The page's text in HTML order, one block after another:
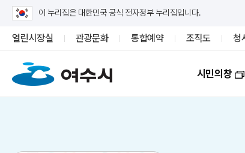
이 누리집은 대한민국 공식 전자정부 누리집입니다.
열린시장실 관광문화 통합예약 조직도 청
시민의창